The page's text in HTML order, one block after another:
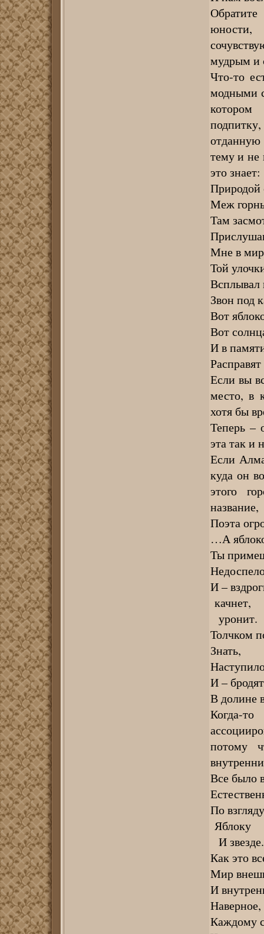
мудрым и
Что-то
модными
отданную
тему и не
это знает:
Природой
Меж
Там
Мне в
Той
Всплывал
Звон под
Вот
Вот
И в
Если вы
место, в
хотя бы
Теперь –
эта так и
Если
куда он
этого
Поэта
…А
Ты
И –
качнет,
уронит.
Толчком
Знать,
И –
В долине
Когда-
потому
Все было
По
Яблоку
И звезде.
Как это
Мир
И
Наверное,
Каждому